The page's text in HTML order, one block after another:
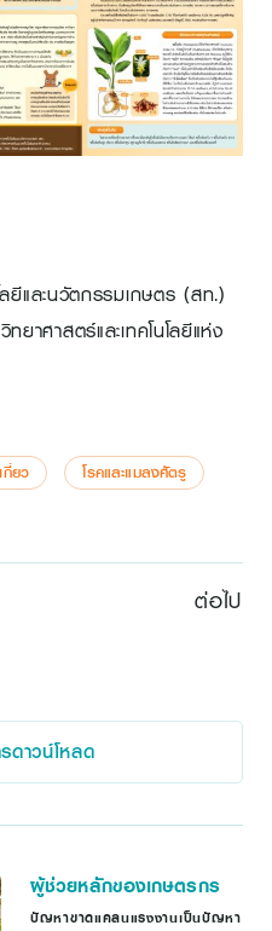
ยีและนวัตกรรมเกษตร (สท.)
าศาสตร์และเทคโนโลยีแห่ง
กี่ยว โรคและแมลงศัตรู
ต่อไป
ดาวน์โหลด
ผู้ช่วยหลักของเกษตรกร
ปัญหาขาดแคลนแรงงานเป็นปัญหา